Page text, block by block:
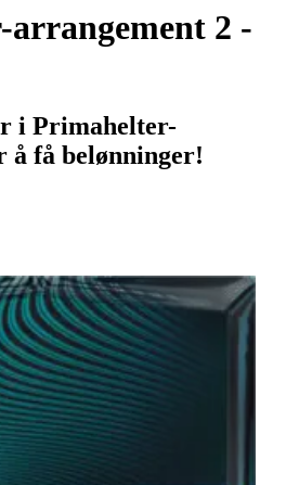
2 -
i Primahelter-
å få belønninger!